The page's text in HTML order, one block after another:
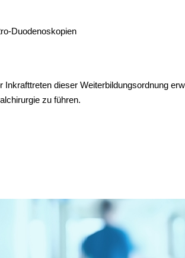
Duodenoskopien
dieser Weiterbildungsordnung
zu führen.